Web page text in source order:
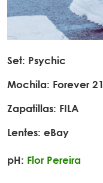
Set: Psychic
Mochila: Forever 21
Zapatillas: FILA
Lentes: eBay
pH: Flor Pereira